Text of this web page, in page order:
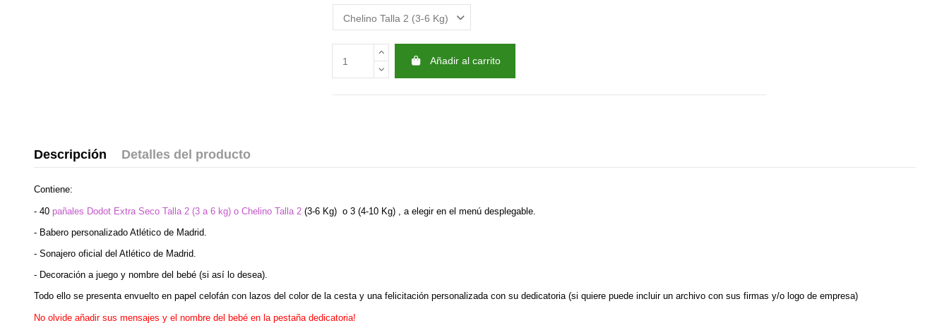
Añadir al carrito
Descripción Detalles del producto
Contiene:
- 40 pañales Dodot Extra Seco Talla 2 (3 a 6 kg) o Chelino Talla 2 (3-6 Kg) o 3 (4-10 Kg) , a elegir en el menú desplegable.
- Babero personalizado Atlético de Madrid.
- Sonajero oficial del Atlético de Madrid.
- Decoración a juego y nombre del bebé (si así lo desea).
Todo ello se presenta envuelto en papel celofán con lazos del color de la cesta y una felicitación personalizada con su dedicatoria (si quiere puede incluir un archivo con sus firmas y/o logo de empresa)
No olvide añadir sus mensajes y el nombre del bebé en la pestaña dedicatoria!